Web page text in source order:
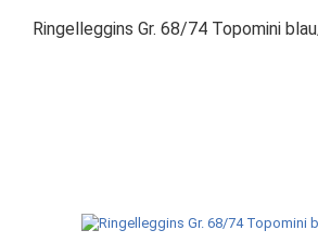
Ringelleggins Gr. 68/74 Topomini